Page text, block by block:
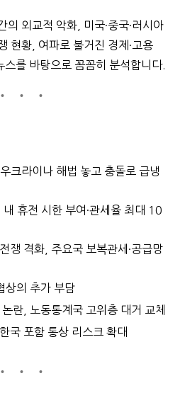
의 외교적 악화, 미국·중국·러시아
현황, 여파로 불거진 경제·고용
를 바탕으로 꼼꼼히 분석합니다.
크라이나 해법 놓고 충돌로 급냉
휴전 시한 부여·관세율 최대 10
쟁 격화, 주요국 보복관세·공급망
상의 추가 부담
란, 노동통계국 고위층 대거 교체
국 포함 통상 리스크 확대